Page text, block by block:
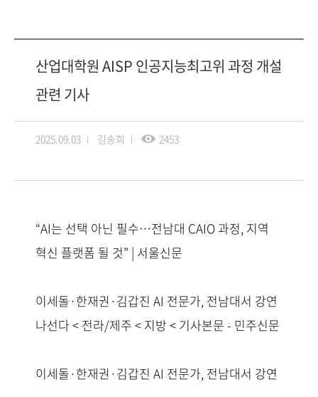
산업대학원 AISP 인공지능최고위 과정 개설
관련 기사
2025.09.03 김송희 2453
“AI는 선택 아닌 필수…전남대 CAIO 과정, 지역
혁신 플랫폼 될 것” | 서울신문
이세돌·한재권·김갑진 AI 전문가, 전남대서 강연
나선다 < 전라/제주 < 지방 < 기사본문 - 민주신문
이세돌·한재권·김갑진 AI 전문가, 전남대서 강연